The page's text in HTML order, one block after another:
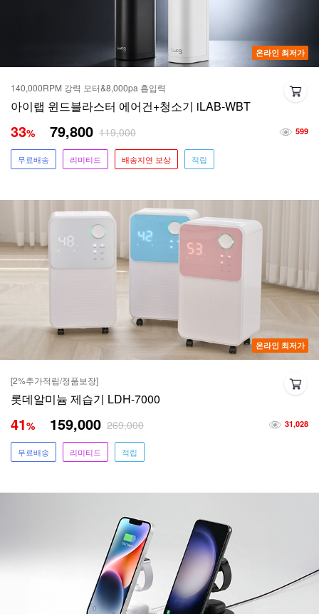
온라인 최저가
140,000RPM 강력 모터&8,000pa 흡입력
아이랩 윈드블라스터 에어건+청소기 iLAB-WBT
599
33% 79,800 119,000
무료배송 리미티드 배송지연 보상 적립
온라인 최저가
[2%추가적립/정품보장]
롯데알미늄 제습기 LDH-7000
31,028
41% 159,000 269,000
무료배송 리미티드 적립